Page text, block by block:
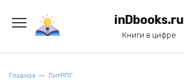
содержанию
inDbooks.ru
Книги в цифре
Главная ЛитРПГ